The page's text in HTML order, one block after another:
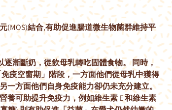
(MOS)結合,有助促進腸道微生物菌群維持平
逐漸斷奶，從飲母乳轉吃固體食物。 同時，
疫空窗期」階段，一方面他們從母乳中獲得
一方面他們自身免疫能力卻仍未充分建立。
養可助提升免疫力，例如維生素 E 和維生素